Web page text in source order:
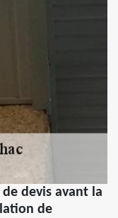
devis avant la
de